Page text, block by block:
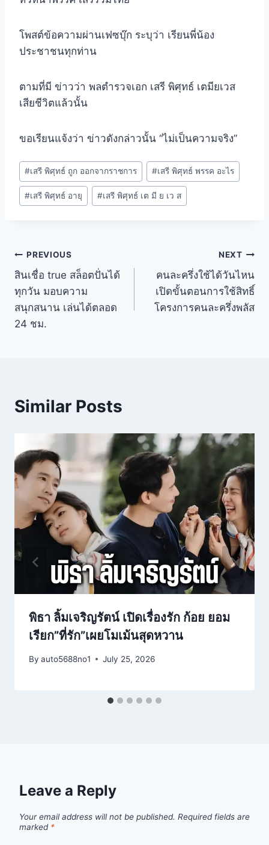
โพสต์ข้อความผ่านเฟซบุ๊ก ระบุว่า เรียนพี่น้อง
ประชาชนทุกท่าน
ตามที่มี ข่าวว่า พลตำรวจเอก เสรี พิศุทธ์ เตมียเวส
เสียชีวิตแล้วนั้น
ขอเรียนแจ้งว่า ข่าวดังกล่าวนั้น “ไม่เป็นความจริง”
#เสรี พิศุทธ์ ถูก ออกจากราชการ #เสรี พิศุทธ์ พรรค อะไร
#เสรี พิศุทธ์ อายุ #เสรี พิศุทธ์ เต มี ย เว ส
PREVIOUS
สินเชื่อ true สล็อตปั่นได้
ทุกวัน มอบความ
สนุกสนาน เล่นได้ตลอด
24 ชม.
NEXT
คนละครึ่งใช้ได้วันไหน
เปิดขั้นตอนการใช้สิทธิ์
โครงการคนละครึ่งพลัส
Similar Posts
พิธา ลิ้มเจริญรัตน์ เปิดเรื่องรัก ก้อย ยอม
เรียก”ที่รัก”เผยโมเม้นสุดหวาน
By auto5688no1 July 25, 2026
Leave a Reply
Your email address will not be published. Required fields are
marked *